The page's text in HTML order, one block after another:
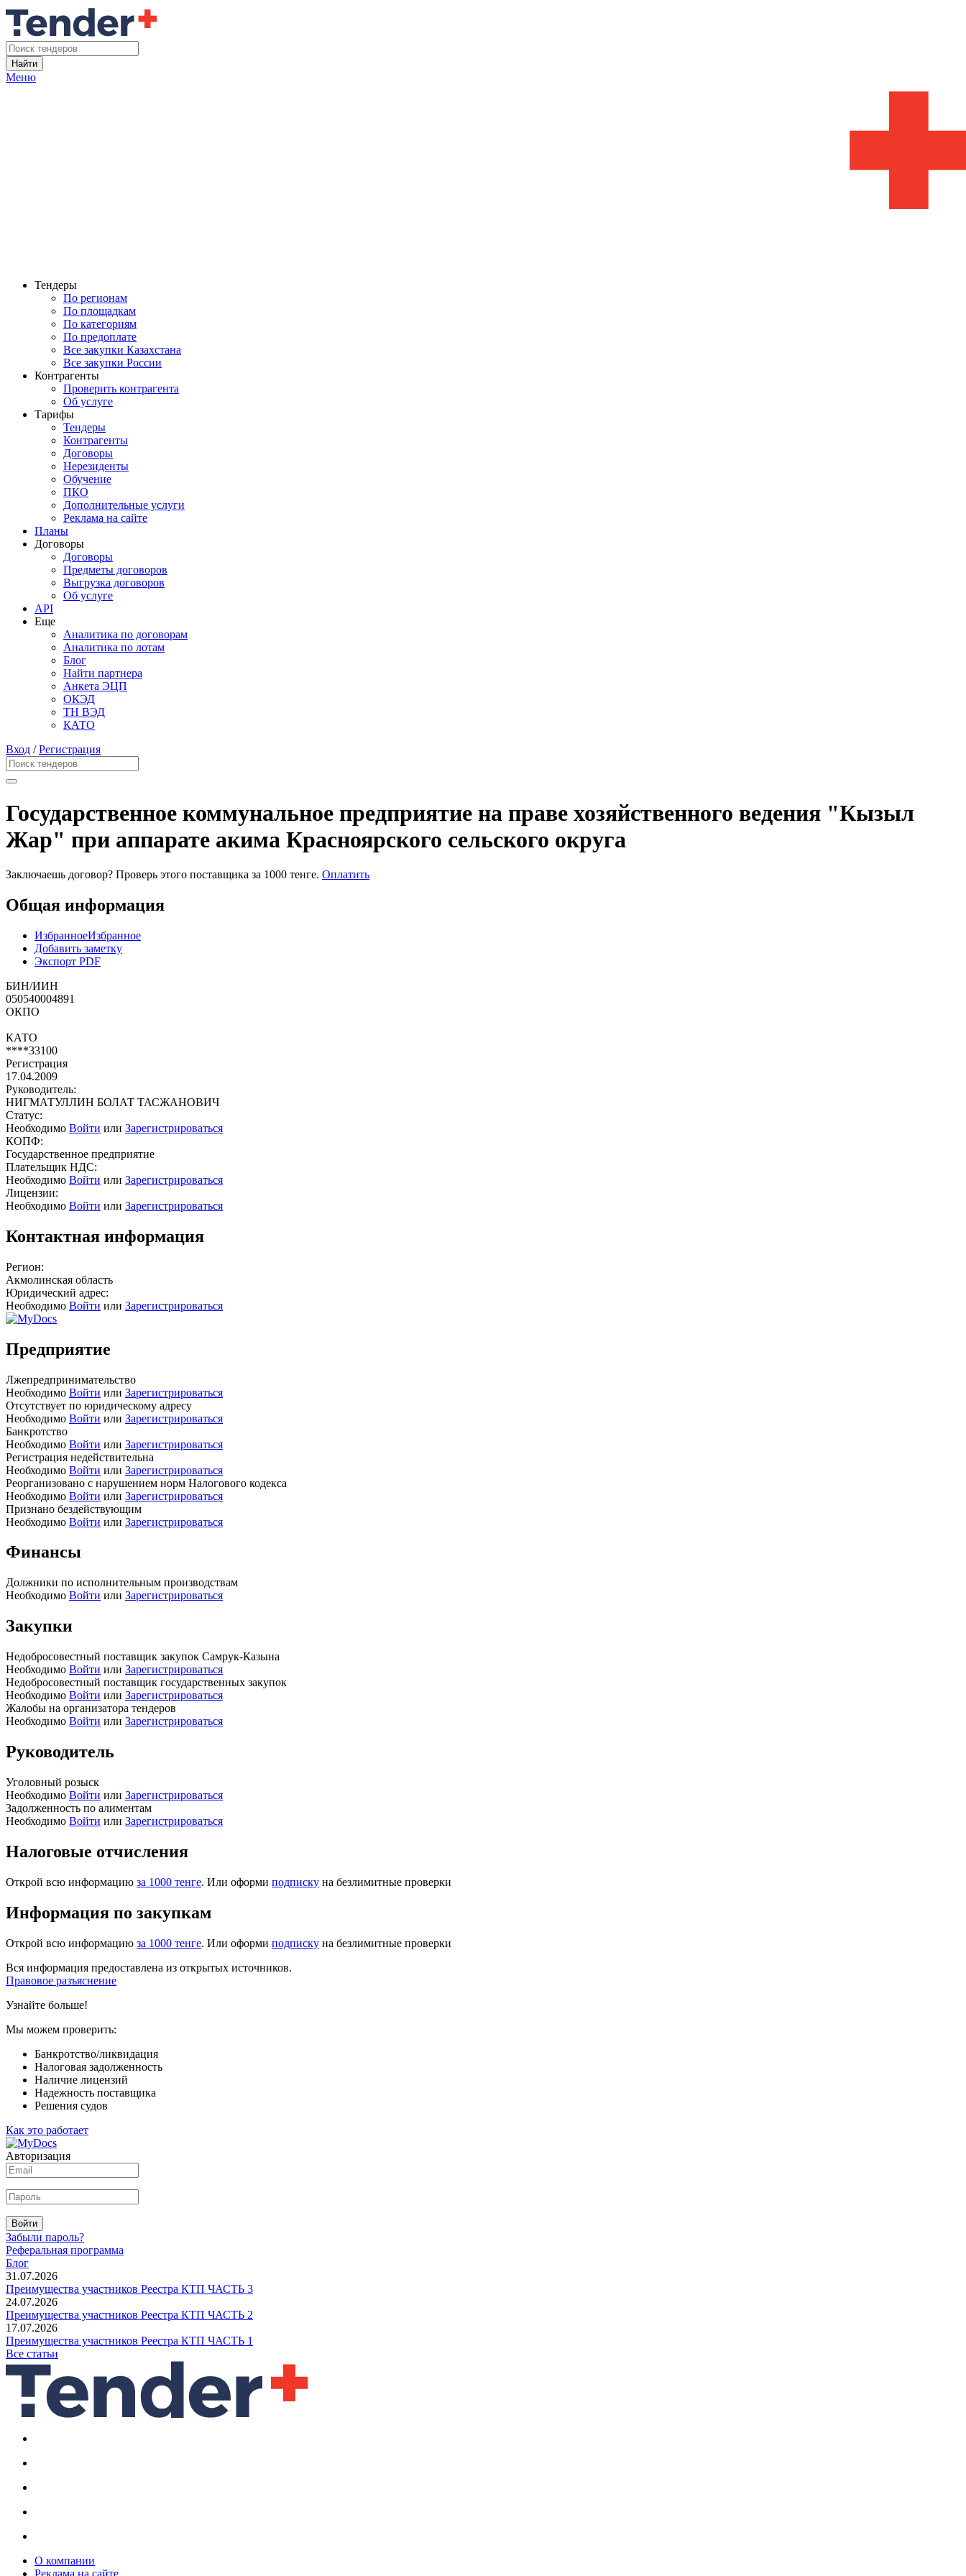
Найти
Меню
Тендеры
По регионам
По площадкам
По категориям
По предоплате
Все закупки Казахстана
Все закупки России
Контрагенты
Проверить контрагента
Об услуге
Тарифы
Тендеры
Контрагенты
Договоры
Нерезиденты
Обучение
ПКО
Дополнительные услуги
Реклама на сайте
Планы
Договоры
Договоры
Предметы договоров
Выгрузка договоров
Об услуге
API
Еще
Аналитика по договорам
Аналитика по лотам
Блог
Найти партнера
Анкета ЭЦП
ОКЭД
ТН ВЭД
КАТО
Вход /Регистрация
Государственное коммунальное предприятие на праве хозяйственного ведения "Кызыл
Жар" при аппарате акима Красноярского сельского округа
Заключаешь договор? Проверь этого поставщика за 1000 тенге. Оплатить
Общая информация
ИзбранноеИзбранное
Добавить заметку
Экспорт PDF
БИН/ИИН
050540004891
ОКПО
КАТО
****33100
Регистрация
17.04.2009
Руководитель:
НИГМАТУЛЛИН БОЛАТ ТАСЖАНОВИЧ
Статус:
Необходимо Войти или Зарегистрироваться
КОПФ:
Государственное предприятие
Плательщик НДС:
Необходимо Войти или Зарегистрироваться
Лицензии:
Необходимо Войти или Зарегистрироваться
Контактная информация
Регион:
Акмолинская область
Юридический адрес:
Необходимо Войти или Зарегистрироваться
Предприятие
Лжепредпринимательство
Необходимо Войти или Зарегистрироваться
Отсутствует по юридическому адресу
Необходимо Войти или Зарегистрироваться
Банкротство
Необходимо Войти или Зарегистрироваться
Регистрация недействительна
Необходимо Войти или Зарегистрироваться
Реорганизовано с нарушением норм Налогового кодекса
Необходимо Войти или Зарегистрироваться
Признано бездействующим
Необходимо Войти или Зарегистрироваться
Финансы
Должники по исполнительным производствам
Необходимо Войти или Зарегистрироваться
Закупки
Недобросовестный поставщик закупок Самрук-Казына
Необходимо Войти или Зарегистрироваться
Недобросовестный поставщик государственных закупок
Необходимо Войти или Зарегистрироваться
Жалобы на организатора тендеров
Необходимо Войти или Зарегистрироваться
Руководитель
Уголовный розыск
Необходимо Войти или Зарегистрироваться
Задолженность по алиментам
Необходимо Войти или Зарегистрироваться
Налоговые отчисления
Открой всю информацию за 1000 тенге. Или оформи подписку на безлимитные проверки
Информация по закупкам
Открой всю информацию за 1000 тенге. Или оформи подписку на безлимитные проверки
Вся информация предоставлена из открытых источников.
Правовое разъяснение
Узнайте больше!
Мы можем проверить:
Банкротство/ликвидация
Налоговая задолженность
Наличие лицензий
Надежность поставщика
Решения судов
Как это работает
Авторизация
Войти
Забыли пароль?
Реферальная программа
Блог
31.07.2026
Преимущества участников Реестра КТП ЧАСТЬ 3
24.07.2026
Преимущества участников Реестра КТП ЧАСТЬ 2
17.07.2026
Преимущества участников Реестра КТП ЧАСТЬ 1
Все статьи
О компании
Реклама на сайте